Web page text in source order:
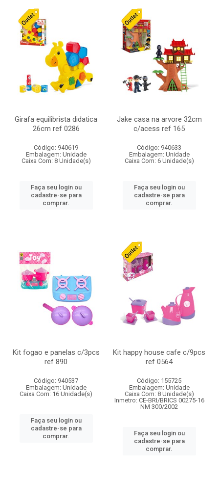
Girafa equilibrista didatica
26cm ref 0286
Código: 940619
Embalagem: Unidade
Caixa Com: 8 Unidade(s)
Faça seu login ou
cadastre-se para
comprar.
Jake casa na arvore 32cm
c/acess ref 165
Código: 940633
Embalagem: Unidade
Caixa Com: 6 Unidade(s)
Faça seu login ou
cadastre-se para
comprar.
Kit fogao e panelas c/3pcs
ref 890
Código: 940537
Embalagem: Unidade
Caixa Com: 16 Unidade(s)
Faça seu login ou
cadastre-se para
comprar.
Kit happy house cafe c/9pcs
ref 0564
Código: 155725
Embalagem: Unidade
Caixa Com: 8 Unidade(s)
Inmetro: CE-BRI/BRICS 00275-16
NM 300/2002
Faça seu login ou
cadastre-se para
comprar.